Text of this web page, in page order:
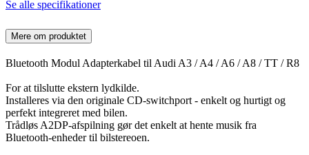
Se alle specifikationer
Mere om produktet
Bluetooth Modul Adapterkabel til Audi A3 / A4 / A6 / A8 / TT / R8
For at tilslutte ekstern lydkilde.
Installeres via den originale CD-switchport - enkelt og hurtigt og
perfekt integreret med bilen.
Trådløs A2DP-afspilning gør det enkelt at hente musik fra
Bluetooth-enheder til bilstereoen.